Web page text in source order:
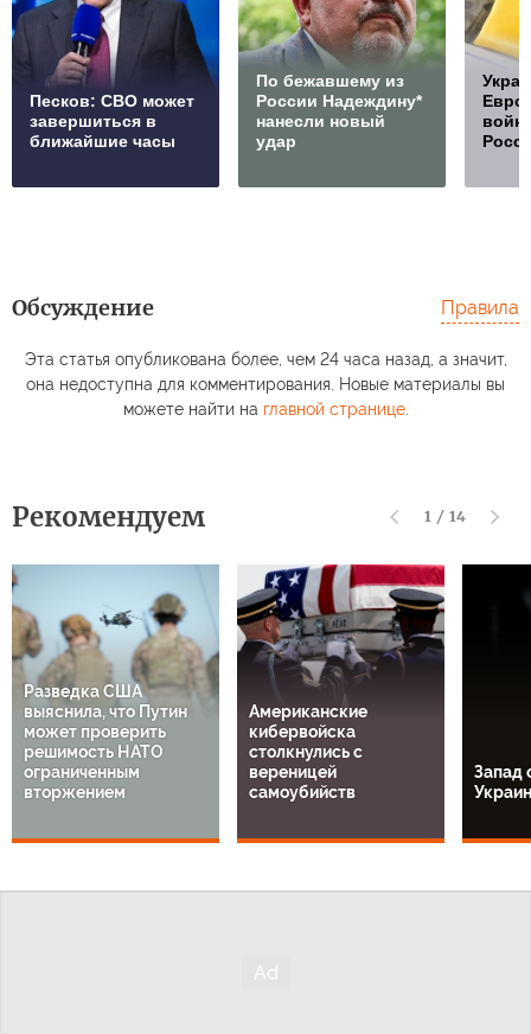
Песков: СВО может
завершиться в
ближайшие часы
По бежавшему из
России Надеждину*
нанесли новый
удар
Обсуждение Правила
Эта статья опубликована более, чем 24 часа назад, а значит,
она недоступна для комментирования. Новые материалы вы
можете найти на главной странице.
Рекомендуем 1 / 14
Разведка США
выяснила, что Путин
может проверить
решимость НАТО
ограниченным
вторжением
Американские
кибервойска
столкнулись с
вереницей
самоубийств
Запад